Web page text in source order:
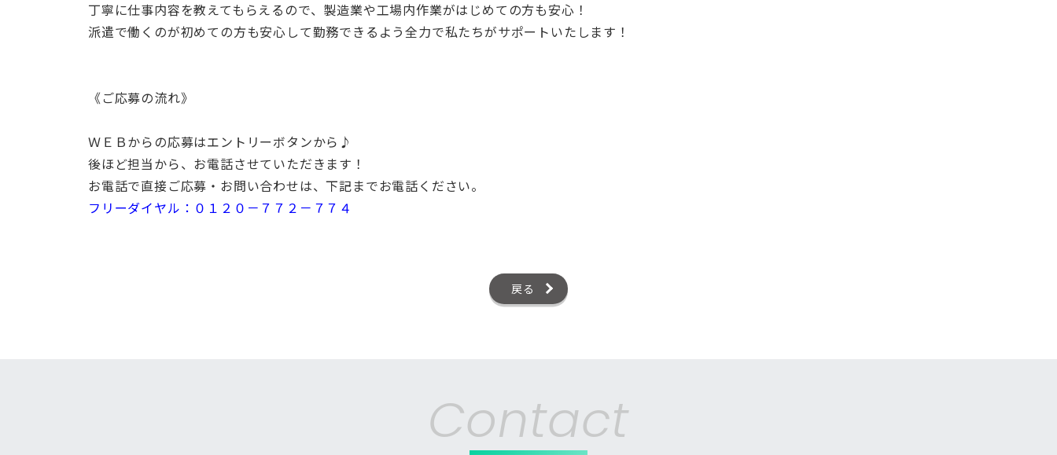
丁寧に仕事内容を教えてもらえるので、製造業や工場内作業がはじめての方も安心！
派遣で働くのが初めての方も安心して勤務できるよう全力で私たちがサポートいたします！
《ご応募の流れ》
ＷＥＢからの応募はエントリーボタンから♪
後ほど担当から、お電話させていただきます！
お電話で直接ご応募・お問い合わせは、下記までお電話ください。
フリーダイヤル：０１２０－７７２－７７４
戻る
Contact